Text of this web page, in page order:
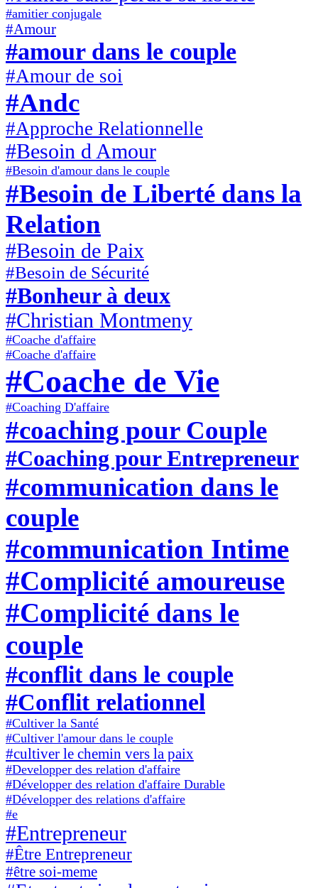
#amitier conjugale
#Amour
#amour dans le couple
#Amour de soi
#Andc
#Approche Relationnelle
#Besoin d Amour
#Besoin d'amour dans le couple
#Besoin de Liberté dans la
Relation
#Besoin de Paix
#Besoin de Sécurité
#Bonheur à deux
#Christian Montmeny
#Coache d'affaire
#Coache d'affaire
#Coache de Vie
#Coaching D'affaire
#coaching pour Couple
#Coaching pour Entrepreneur
#communication dans le
couple
#communication Intime
#Complicité amoureuse
#Complicité dans le
couple
#conflit dans le couple
#Conflit relationnel
#Cultiver la Santé
#Cultiver l'amour dans le couple
#cultiver le chemin vers la paix
#Developper des relation d'affaire
#Développer des relation d'affaire Durable
#Développer des relations d'affaire
#e
#Entrepreneur
#Être Entrepreneur
#être soi-meme